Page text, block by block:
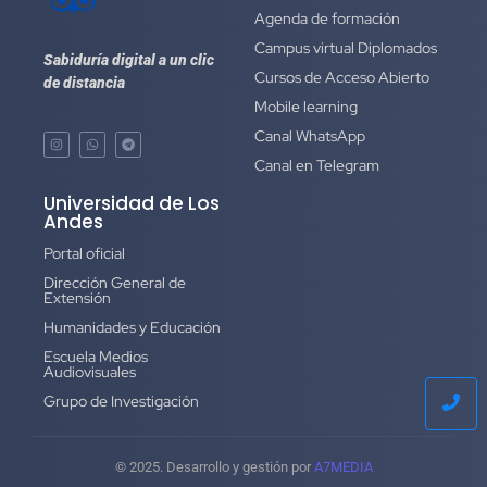
Sabiduría digital a un clic
de distancia
Agenda de formación
Campus virtual Diplomados
Cursos de Acceso Abierto
Mobile learning
Canal WhatsApp
Canal en Telegram
Universidad de Los
Andes
Portal oficial
Dirección General de
Extensión
Humanidades y Educación
Escuela Medios
Audiovisuales
Grupo de Investigación
© 2025. Desarrollo y gestión por A7MEDIA